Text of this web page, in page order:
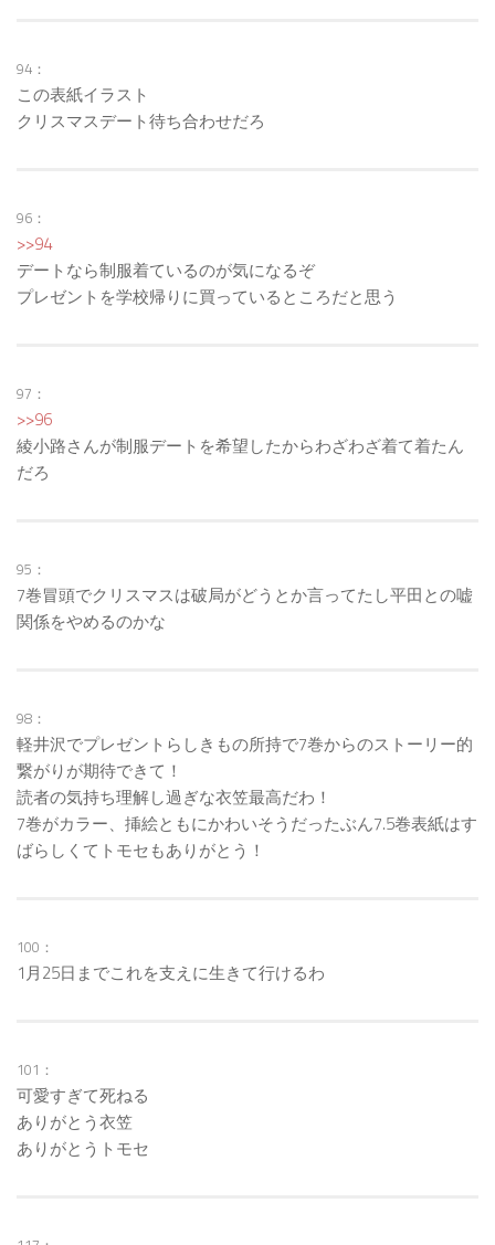
94：
この表紙イラスト
クリスマスデート待ち合わせだろ
96：
>>94
デートなら制服着ているのが気になるぞ
プレゼントを学校帰りに買っているところだと思う
97：
>>96
綾小路さんが制服デートを希望したからわざわざ着て着たん
だろ
95：
7巻冒頭でクリスマスは破局がどうとか言ってたし平田との嘘
関係をやめるのかな
98：
軽井沢でプレゼントらしきもの所持で7巻からのストーリー的
繋がりが期待できて！
読者の気持ち理解し過ぎな衣笠最高だわ！
7巻がカラー、挿絵ともにかわいそうだったぶん7.5巻表紙はす
ばらしくてトモセもありがとう！
100：
1月25日までこれを支えに生きて行けるわ
101：
可愛すぎて死ねる
ありがとう衣笠
ありがとうトモセ